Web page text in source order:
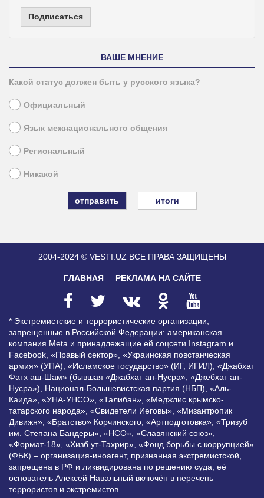
Подписаться
ВАШЕ МНЕНИЕ
Какой статус должен быть у русского языка?
Официальный
Язык межнационального общения
Региональный
Никакой
итоги
2004-2024 © VESTI.UZ ВСЕ ПРАВА ЗАЩИЩЕНЫ
ГЛАВНАЯ РЕКЛАМА НА САЙТЕ
* Экстремистские и террористические организации,
запрещенные в Российской Федерации: американская
компания Meta и принадлежащие ей соцсети Instagram и
Facebook, «Правый сектор», «Украинская повстанческая
армия» (УПА), «Исламское государство» (ИГ, ИГИЛ), «Джабхат
Фатх аш-Шам» (бывшая «Джабхат ан-Нусра», «Джебхат ан-
Нусра»), Национал-Большевистская партия (НБП), «Аль-
Каида», «УНА-УНСО», «Талибан», «Меджлис крымско-
татарского народа», «Свидетели Иеговы», «Мизантропик
Дивижн», «Братство» Корчинского, «Артподготовка», «Тризуб
им. Степана Бандеры», «НСО», «Славянский союз»,
«Формат-18», «Хизб ут-Тахрир», «Фонд борьбы с коррупцией»
(ФБК) – организация-иноагент, признанная экстремистской,
запрещена в РФ и ликвидирована по решению суда; её
основатель Алексей Навальный включён в перечень
террористов и экстремистов.